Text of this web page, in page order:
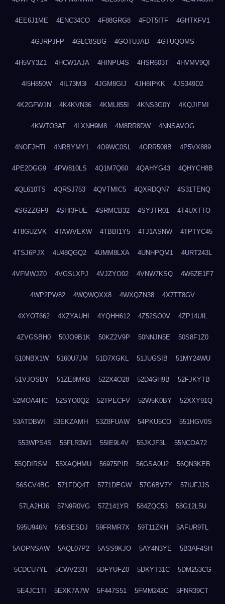
4EE6J1ME 4ENC34CO 4F88GRG8 4FDT5ITF 4GHTKFV1
4GJRPJFP 4GLC8SBG 4GOTUJAD 4GTUQOMS
4H5VY3Z1 4HCW1AJA 4HINPU4S 4HSR603T 4HVMV9QI
4I5H850W 4IL73M3I 4JGM8GIJ 4JH8IPKK 4JS349D2
4K2GFW1N 4K4KVN36 4KML855I 4KNS3G0Y 4KQJIFMI
4KWTO3AT 4LXNH9M8 4M8RR8DW 4NNSAVOG
4NOFJHTI 4NRBYMY1 4O9WC0SL 4ORR508B 4P5VX889
4PE2DGG9 4PW810LS 4Q1M7Q60 4QAHYG43 4QHYCH8B
4QL610TS 4QRSJ753 4QVTMIC5 4QXRDQN7 4S31TENQ
4SGZZGF9 4SHI3FUE 4SRMCB32 4SYJTR01 4T4UXTTO
4T8GUZVK 4TAWVEKW 4TBBI1Y5 4TJ1ASNW 4TPTYC45
4TSJ6PJX 4U48QGQ2 4UMM8LXA 4UNHPQM1 4URT243L
4VFMWJZ0 4VGSLXPJ 4VJZYO02 4VNW7KSQ 4W6ZE1F7
4WP2PW82 4WQWQXX8 4WXQZN38 4X7TT8GV
4XYOT662 4XZYAUHI 4YQHH612 4Z52SO0V 4ZP14UIL
4ZVGSBH0 50JO9B1K 50KZ2V9P 50NNJN5E 50S8F1Z0
510NBX1W 5160U7JM 51D7XGKL 51JUGSIB 51MY24WU
51VJOSDY 51ZE8MKB 522X4O28 52D4GH9B 52FJKYTB
52MOA4HC 52SYO0Q2 52TPECFV 52W5K0BY 52XXY91Q
53ATDBWI 53EKZAMH 53Z8FUAW 54PKU5CO 551HGV0S
553WPS4S 55FLR3W1 55IE9L4V 55JKJF3L 55NCOA72
55QDIRSM 55XAQHMU 56975PIR 56GSA0U2 56QN3KEB
56SCV4BG 571FDQ4T 5771DEGW 57G6BV7Y 57IUFJJS
57LA2HJ6 57N9R0VG 57Z141YR 584ZQC53 58G12L5U
595U946N 59BSESDJ 59FRMR7X 59T11ZKH 5AFUR9TL
5AOPNSAW 5AQL07P2 5ASS9KJO 5AY4N3YE 5B3AF4SH
5CDCU7YL 5CWV233T 5DFYUFZ0 5DKYT31C 5DM253CG
5E4JC1TI 5EXK7A7W 5F447S51 5FMM242C 5FNR39CT